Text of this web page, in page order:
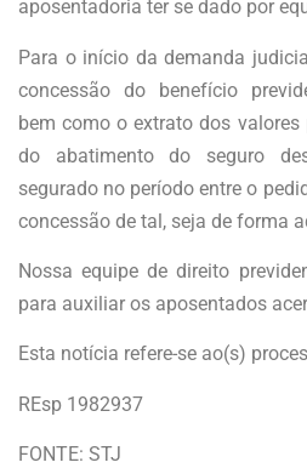
aposentadoria ter se dado por
Para o início da demanda
concessão do benefício
bem como o extrato dos
do abatimento do seguro
segurado no período entre o
concessão de tal, seja de forma
Nossa equipe de direito
para auxiliar os aposentados
Esta notícia refere-se ao(s)
REsp 1982937
FONTE: STJ